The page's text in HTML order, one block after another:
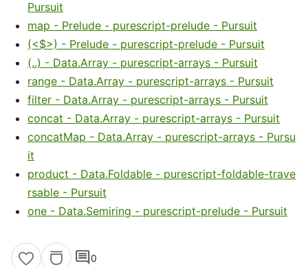
Pursuit
map - Prelude - purescript-prelude - Pursuit
(<$>) - Prelude - purescript-prelude - Pursuit
(..) - Data.Array - purescript-arrays - Pursuit
range - Data.Array - purescript-arrays - Pursuit
filter - Data.Array - purescript-arrays - Pursuit
concat - Data.Array - purescript-arrays - Pursuit
concatMap - Data.Array - purescript-arrays - Pursu
it
product - Data.Foldable - purescript-foldable-trave
rsable - Pursuit
one - Data.Semiring - purescript-prelude - Pursuit
comment0